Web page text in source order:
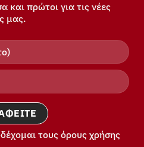
και πρώτοι για τις νέες
μας.
τους όρους χρήσης